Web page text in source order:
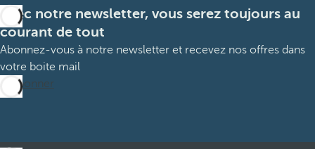
Avec notre newsletter, vous serez toujours au
courant de tout
Abonnez-vous à notre newsletter et recevez nos offres dans
votre boite mail
M’abonner